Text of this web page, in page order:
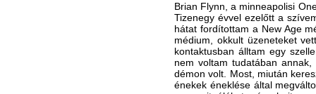
Brian Flynn, a minneapolisi
Tizenegy évvel ezelőtt a
hátat fordítottam a New Age
médium, okkult üzeneteket
kontaktusban álltam egy
nem voltam tudatában
démon volt. Most, miután
énekek éneklése által